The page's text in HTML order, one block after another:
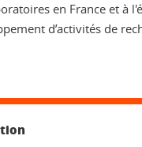
en France et à
d’activités de